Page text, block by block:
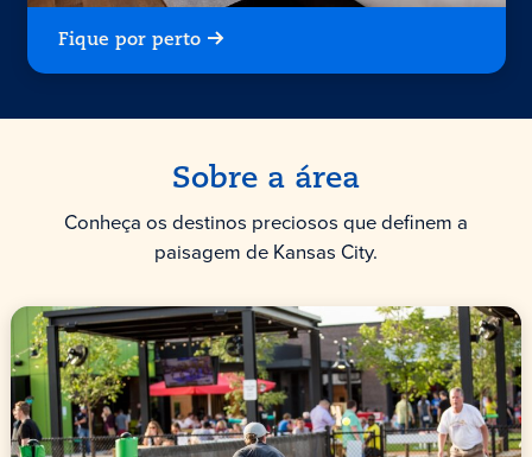
Fique por perto
Sobre a área
Conheça os destinos preciosos que definem a
paisagem de Kansas City.